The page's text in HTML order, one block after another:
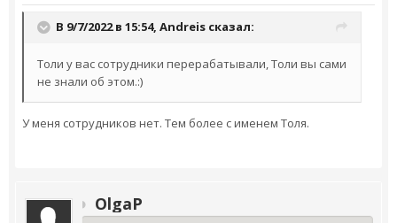
В 9/7/2022 в 15:54, Andreis сказал:
Толи у вас сотрудники перерабатывали, Толи вы сами
не знали об этом.:)
У меня сотрудников нет. Тем более с именем Толя.
OlgaP